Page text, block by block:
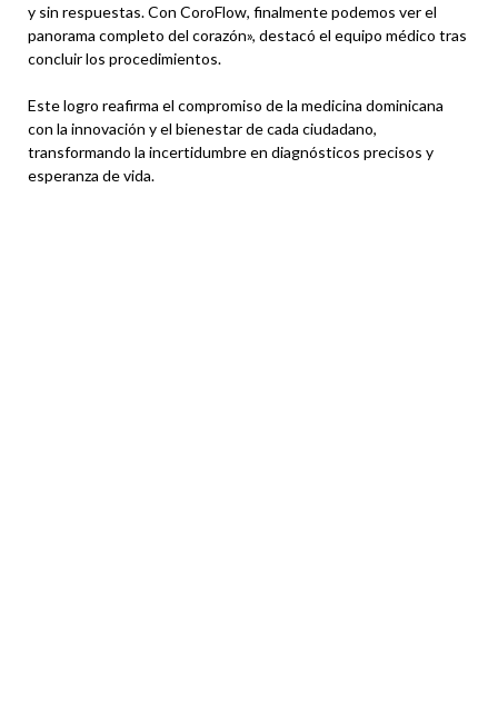
y sin respuestas. Con CoroFlow, finalmente podemos ver el
panorama completo del corazón», destacó el equipo médico tras
concluir los procedimientos.
Este logro reafirma el compromiso de la medicina dominicana
con la innovación y el bienestar de cada ciudadano,
transformando la incertidumbre en diagnósticos precisos y
esperanza de vida.